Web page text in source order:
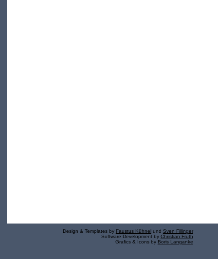
Design & Templates by Faustus Kühnelund Sven Fillinger
Software Development by Christian Fruth
Grafics & Icons by Boris Langanke